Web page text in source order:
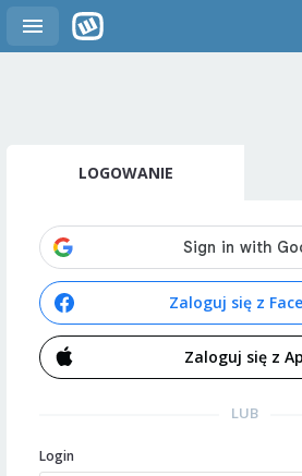
LOGOWANIE
Zaloguj się z
Zaloguj się z
LUB
Login